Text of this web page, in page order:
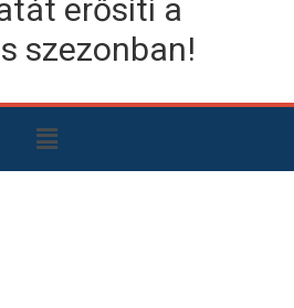
erősíti a
szezonban!